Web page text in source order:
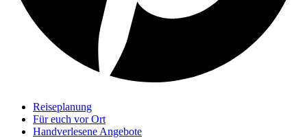
Reiseplanung
Für euch vor Ort
Handverlesene Angebote